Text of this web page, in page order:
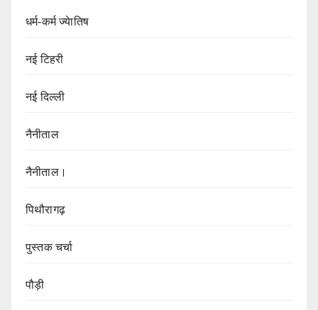
धर्म-कर्म ज्येातिष
नई टिहरी
नई दिल्ली
नैनीताल
नैनीताल।
पिथौरागढ़
पुस्तक चर्चा
पौड़ी